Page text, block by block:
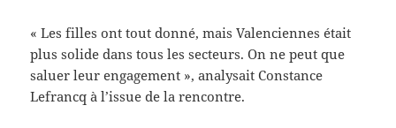
« Les filles ont tout donné, mais Valenciennes était
plus solide dans tous les secteurs. On ne peut que
saluer leur engagement », analysait Constance
Lefrancq à l’issue de la rencontre.